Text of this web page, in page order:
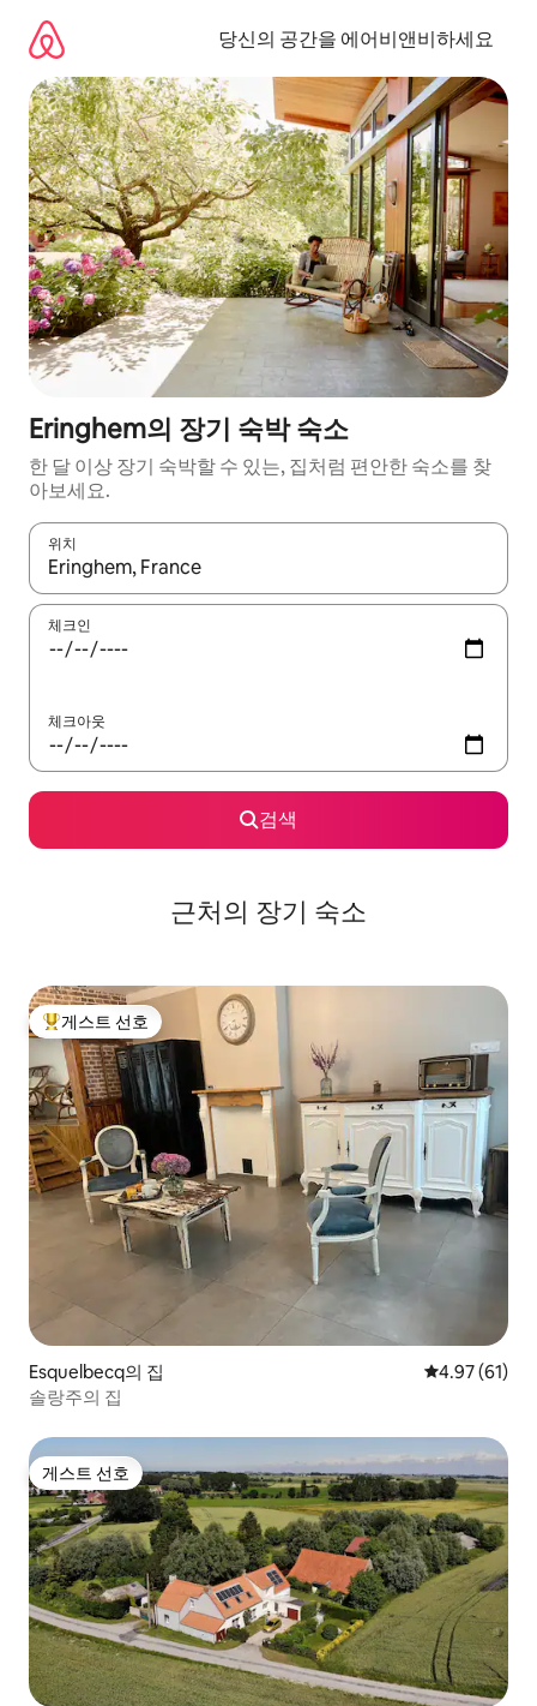
당신의 공간을 에어비앤비하세요
Eringhem의 장기 숙박 숙소
한 달 이상 장기 숙박할 수 있는, 집처럼 편안한 숙소를 찾
아보세요.
위치
결과가 나오면 위·아래 화살표 키를 사용하거나 터치 또는 스와이
체크인
체크아웃
검색
근처의 장기 숙소
상위 게스트 선호
게스트 선호
Esquelbecq의 집 평점 4.97점
4.97 (61)
솔랑주의 집
게스트 선호
게스트 선호